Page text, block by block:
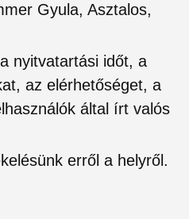
Gyula, Asztalos,
nyitvatartási időt, a
az elérhetőséget, a
által írt valós
erről a helyről.